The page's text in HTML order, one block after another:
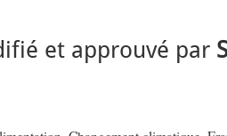
et approuvé par